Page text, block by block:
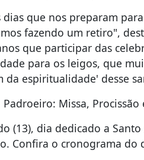
dias que nos preparam
fazendo um retiro",
que participar das
para os leigos, que
da espiritualidade' desse
Padroeiro: Missa,
(13), dia dedicado a
Confira o cronograma do